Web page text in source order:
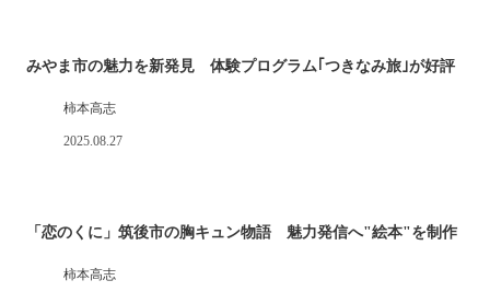
みやま市の魅力を新発見 体験プログラム｢つきなみ旅｣が好評
柿本高志
2025.08.27
「恋のくに」筑後市の胸キュン物語 魅力発信へ"絵本"を制作
柿本高志